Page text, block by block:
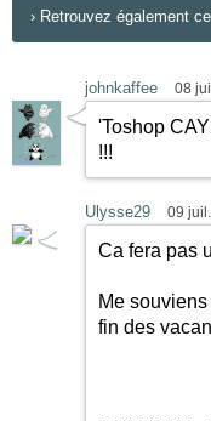
› Retrouvez également
johnkaffee 08
'Toshop
!!!
Ulysse29 09
Ca fera pas
Me
fin des